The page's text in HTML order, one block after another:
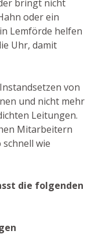
bringt nicht
oder ein
Lemförde helfen
Uhr, damit
von
und nicht mehr
Leitungen.
Mitarbeitern
wie
die folgenden